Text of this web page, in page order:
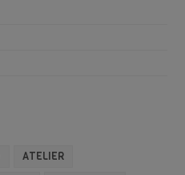
ATELIER